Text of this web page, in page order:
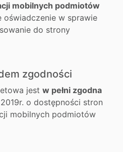
mobilnych podmiotów
oświadczenie w sprawie
do strony
zgodności
jest w pełni zgodna
o dostępności stron
mobilnych podmiotów